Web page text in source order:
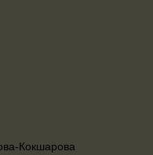
Кокшарова